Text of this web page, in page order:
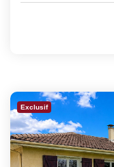
Exclusif